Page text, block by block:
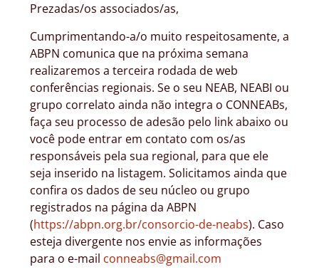
Prezadas/os associados/as,
Cumprimentando-a/o muito respeitosamente, a
ABPN comunica que na próxima semana
realizaremos a terceira rodada de web
conferências regionais. Se o seu NEAB, NEABI ou
grupo correlato ainda não integra o CONNEABs,
faça seu processo de adesão pelo link abaixo ou
você pode entrar em contato com os/as
responsáveis pela sua regional, para que ele
seja inserido na listagem. Solicitamos ainda que
confira os dados de seu núcleo ou grupo
registrados na página da ABPN
(https://abpn.org.br/consorcio-de-neabs). Caso
esteja divergente nos envie as informações
para o e-mail conneabs@gmail.com